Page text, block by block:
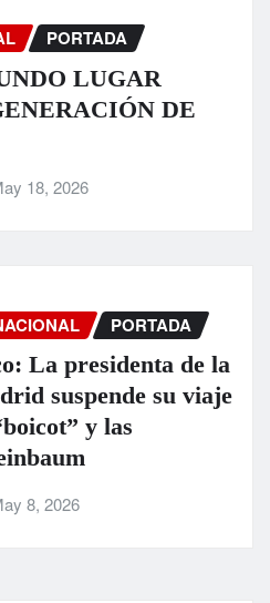
PORTADA
LUGAR
DE
18, 2026
PORTADA
La presidenta de la
suspende su viaje
y las
8, 2026